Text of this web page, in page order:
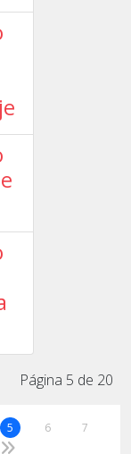
Página 5 de 20
5 6
7